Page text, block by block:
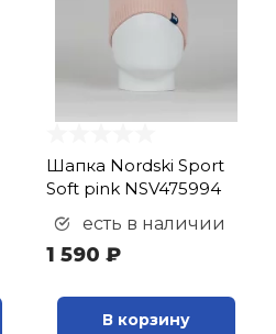
Шапка Nordski Sport
Soft pink NSV475994
есть в наличии
1 590 ₽
В корзину